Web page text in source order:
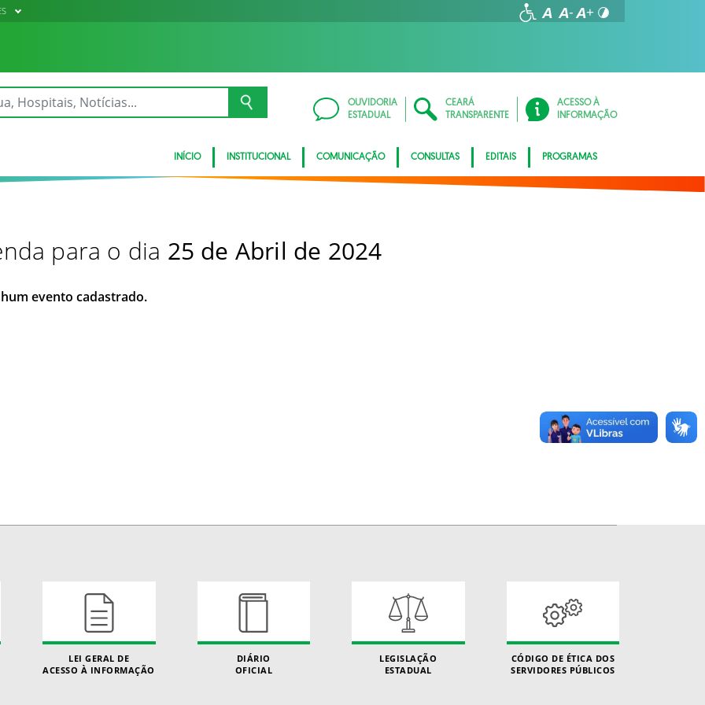
OUVIDORIA
ESTADUAL
CEARÁ
TRANSPARENTE
ACESSO À
INFORMAÇÃO
INÍCIO INSTITUCIONAL COMUNICAÇÃO CONSULTAS EDITAIS PROGRAMAS
para o dia 25 de Abril de 2024
evento cadastrado.
LEI GERAL DE
ACESSO À INFORMAÇÃO
DIÁRIO
OFICIAL
LEGISLAÇÃO
ESTADUAL
CÓDIGO DE ÉTICA DOS
SERVIDORES PÚBLICOS